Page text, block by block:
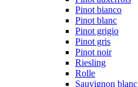
Pinot bianco
Pinot blanc
Pinot grigio
Pinot gris
Pinot noir
Riesling
Rolle
Sauvignon blanc